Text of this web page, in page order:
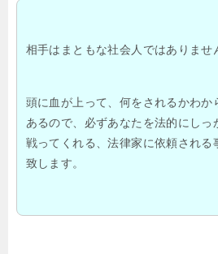
相手はまともな社会人ではありませ
頭に血が上って、何をされるかわか
あるので、必ずあなたを法的にしっ
戦ってくれる、法律家に依頼される
致します。